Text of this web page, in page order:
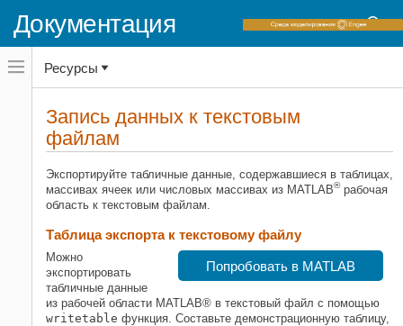
Документация
Переключатель
навигационного
меню
переключатель
навигационного
MATLAB
Импорт и анализ данных
Импорт и экспорт данных
Стандартные форматы файлов
Импорт и анализ данных
Импорт и экспорт данных
Стандартные форматы файлов
Ресурсы
Запись данных к текстовым
файлам
Экспортируйте табличные данные, содержавшиеся в таблицах,
массивах ячеек или числовых массивах из MATLAB®рабочая
область к текстовым файлам.
Таблица экспорта к текстовому файлу
Попробовать в MATLAB
Можно
экспортировать
табличные данные
из рабочей области MATLAB® в текстовый файл с помощью
writetable функция. Составьте демонстрационную таблицу,